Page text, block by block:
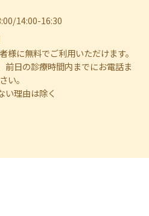
14:00-16:30
様に無料でご利用いただけます。
前日の診療時間内までにお電話ま
い。
理由は除く